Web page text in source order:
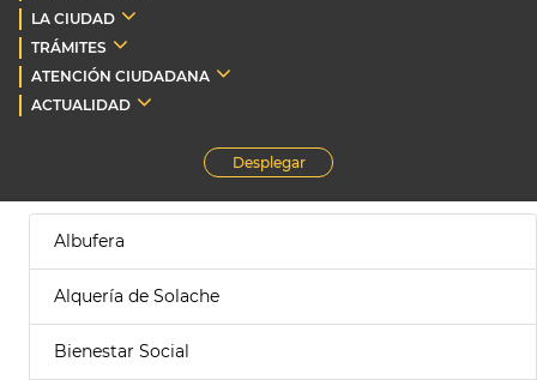
LA CIUDAD
TRÁMITES
ATENCIÓN CIUDADANA
ACTUALIDAD
Desplegar
Albufera
Alquería de Solache
Bienestar Social